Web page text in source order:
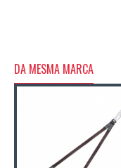
DA MESMA MARCA